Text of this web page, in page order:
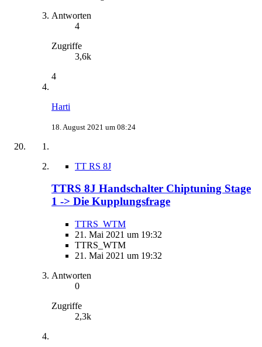
Antworten
4
Zugriffe
3,6k
4
Harti
18. August 2021 um 08:24
TT RS 8J
TTRS 8J Handschalter Chiptuning Stage
1 -> Die Kupplungsfrage
TTRS_WTM
21. Mai 2021 um 19:32
TTRS_WTM
21. Mai 2021 um 19:32
Antworten
0
Zugriffe
2,3k